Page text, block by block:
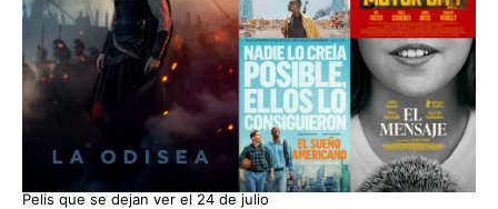
Pelis que se dejan ver el 24 de julio